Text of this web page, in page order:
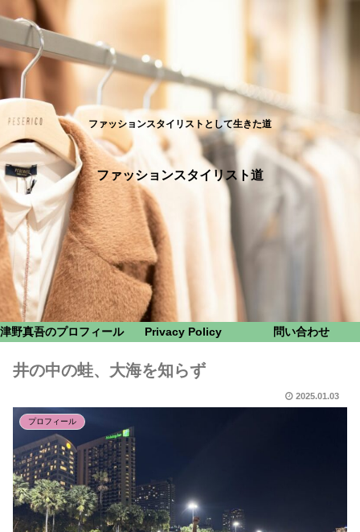
ファッションスタイリストとして生きた道
ファッションスタイリスト道
津野真吾のプロフィール Privacy Policy 問い合わせ
井の中の蛙、大海を知らず
2025.01.03
プロフィール